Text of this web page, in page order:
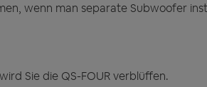
wenn man separate Subwoofer
Sie die QS-FOUR verblüffen.